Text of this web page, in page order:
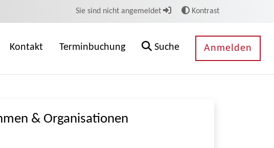
Sie sind nicht angemeldet Kontrast
Kontakt Terminbuchung Suche Anmelden
& Organisationen